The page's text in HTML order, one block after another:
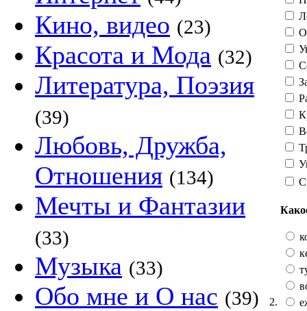
Кино, видео (23)
Красота и Мода (32)
Литература, Поэзия
(39)
Любовь, Дружба,
Отношения (134)
Мечты и Фантазии
(33)
Музыка (33)
Обо мне и О нас (39) 2.